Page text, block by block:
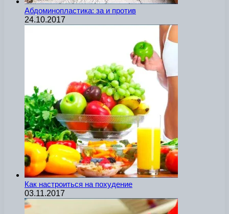
Абдоминопластика: за и против
24.10.2017
Как настроиться на похудение
03.11.2017